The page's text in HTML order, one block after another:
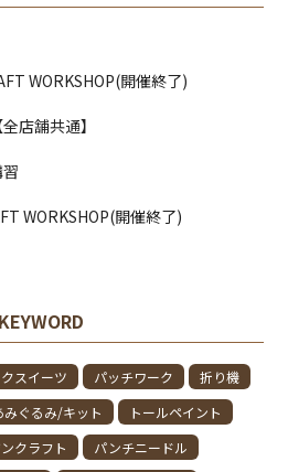
WORKSHOP(開催終了)
店舗共通】
WORKSHOP(開催終了)
KEYWORD
スイーツ パッチワーク
折り機
ぐるみ/キット
トールペイント
クラフト
パンチニードル